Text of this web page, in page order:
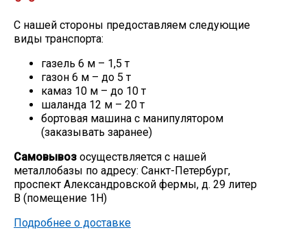
Скобо-гибочные изделия
Остальное
Нержавейка
Алюминиевый прокат
С нашей стороны предоставляем следующие
виды транспорта:
газель 6 м – 1,5 т
газон 6 м – до 5 т
камаз 10 м – до 10 т
шаланда 12 м – 20 т
бортовая машина с манипулятором
(заказывать заранее)
Самовывоз осуществляется с нашей
металлобазы по адресу: Санкт-Петербург,
проспект Александровской фермы, д. 29 литер
В (помещение 1Н)
Подробнее о доставке